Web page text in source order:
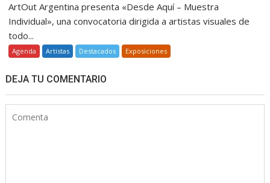
ArtOut Argentina presenta «Desde Aquí – Muestra
Individual», una convocatoria dirigida a artistas visuales de
todo...
Agenda Artistas Destacados Exposiciones
DEJA TU COMENTARIO